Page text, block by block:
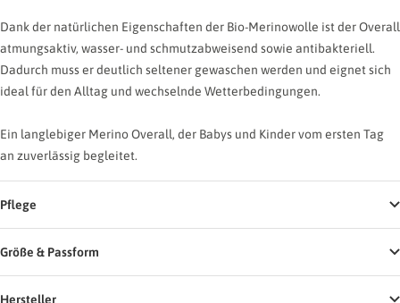
Dank der natürlichen Eigenschaften der Bio-Merinowolle ist der Overall
atmungsaktiv, wasser- und schmutzabweisend sowie antibakteriell.
Dadurch muss er deutlich seltener gewaschen werden und eignet sich
ideal für den Alltag und wechselnde Wetterbedingungen.
Ein langlebiger Merino Overall, der Babys und Kinder vom ersten Tag
an zuverlässig begleitet.
Pflege
Größe & Passform
Hersteller